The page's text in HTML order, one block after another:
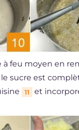
à feu moyen en
le sucre est
11 et